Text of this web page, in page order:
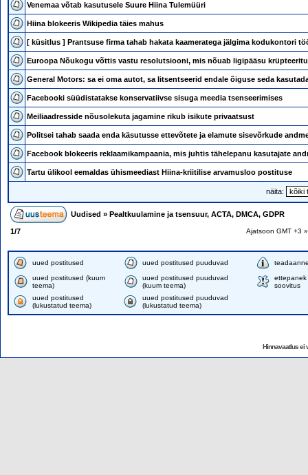
Venemaa võtab kasutusele Suure Hiina Tulemüüri
Hiina blokeeris Wikipedia täies mahus
[ küsitlus ] Prantsuse firma tahab hakata kaameratega jälgima kodukontori
Euroopa Nõukogu võttis vastu resolutsiooni, mis nõuab ligipääsu
General Motors: sa ei oma autot, sa litsentseerid endale õiguse seda
Facebooki süüdistatakse konservatiivse sisuga meedia tsenseerimises
Meiliaadresside nõusolekuta jagamine rikub isikute privaatsust
Politsei tahab saada enda käsutusse ettevõtete ja elamute sisevõrkude
Facebook blokeeris reklaamikampaania, mis juhtis tähelepanu kasutajate
Tartu ülikool eemaldas ühismeediast Hiina-kriitilise arvamusloo postituse
näita:
Uudised » Pealtkuulamine ja tsensuur, ACTA, DMCA, GDPR
1/7 Ajatsoon GMT +3
uued postitused uued postitused puuduvad
uued postitused (kuum
teema)
uued postitused puuduvad
(kuum teema)
ettepanek
soovitus
uued postitused
(lukustatud teema)
uued postitused puuduvad
(lukustatud teema)
Hinnavaatlus ei